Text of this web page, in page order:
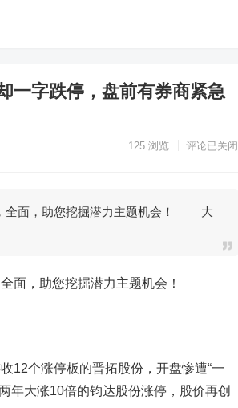
一字跌停，盘前有券商紧急
125 浏览 评论已关闭
全面，助您挖掘潜力主题机会！ 大
，助您挖掘潜力主题机会！
12个涨停板的晋拓股份 ，开盘惨遭“一
年大涨10倍的钧达股份涨停，股价再创